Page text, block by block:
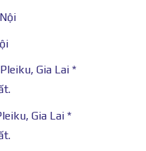
Gia Lai *
Gia Lai *